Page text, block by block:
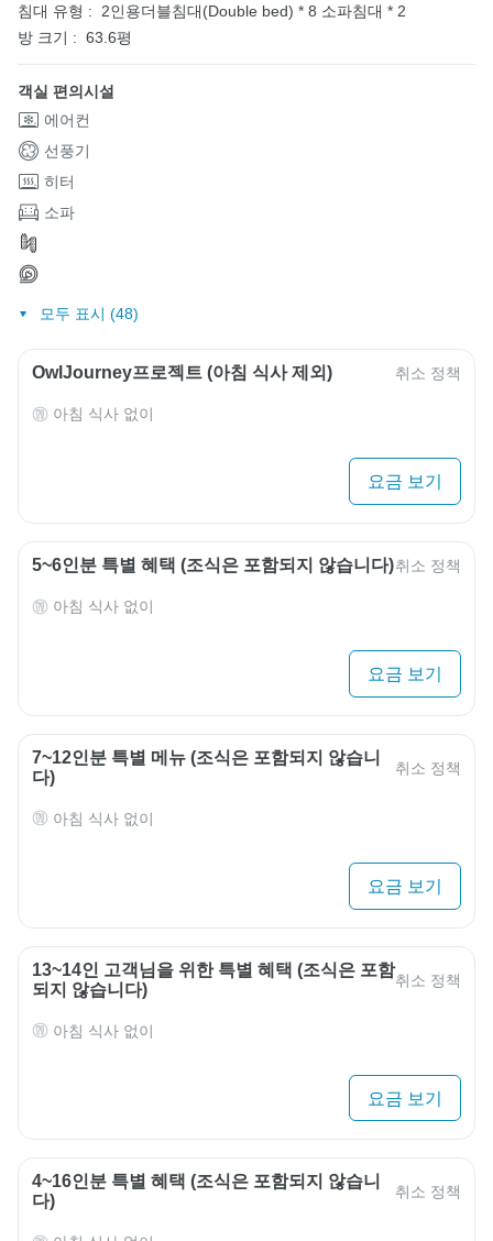
침대 유형 :
2인용더블침대(Double bed) * 8 소파침대 * 2
방 크기 : 63.6평
객실 편의시설
에어컨
선풍기
히터
소파
모두 표시 (48)
OwlJourney프로젝트 (아침 식사 제외) 취소 정책
아침 식사 없이
요금 보기
5~6인분 특별 ​​혜택 (조식은 포함되지 않습니다)취소 정책
아침 식사 없이
요금 보기
7~12인분 특별 ​​메뉴 (조식은 포함되지 않습니
다)
취소 정책
아침 식사 없이
요금 보기
13~14인 고객님을 위한 특별 혜택 (조식은 포함
되지 않습니다)
취소 정책
아침 식사 없이
요금 보기
4~16인분 특별 ​​혜택 (조식은 포함되지 않습니
다)
취소 정책